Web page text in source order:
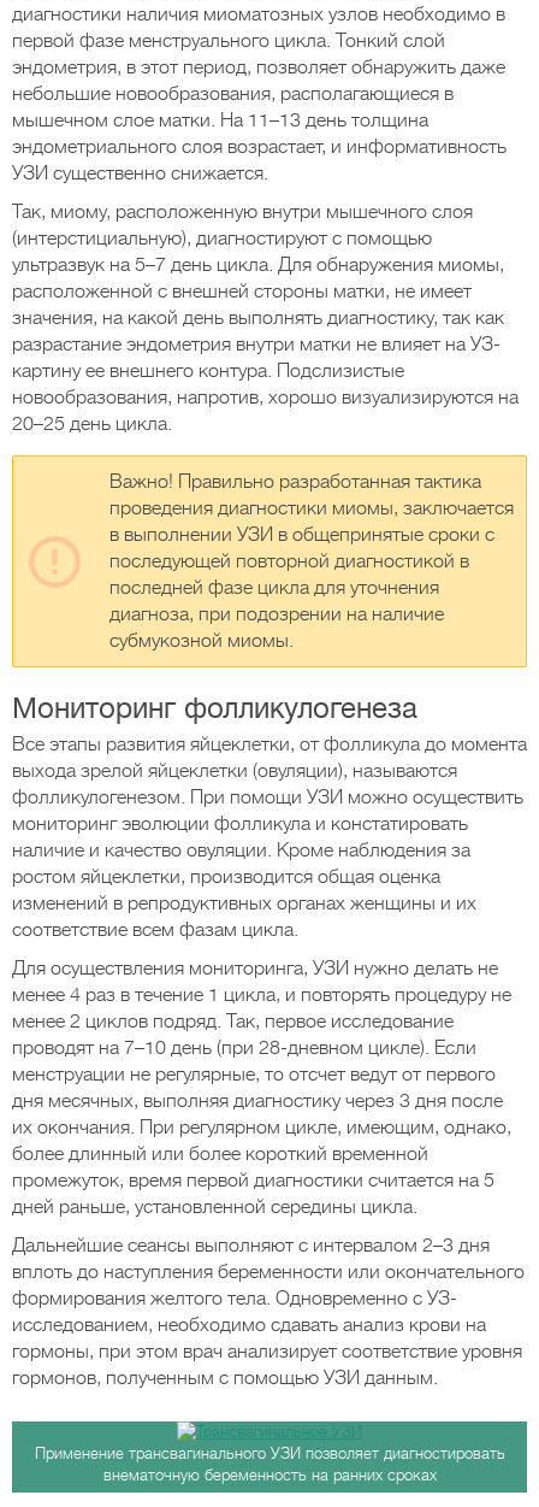
диагностики наличия миоматозных узлов необходимо в
первой фазе менструального цикла. Тонкий слой
эндометрия, в этот период, позволяет обнаружить даже
небольшие новообразования, располагающиеся в
мышечном слое матки. На 11–13 день толщина
эндометриального слоя возрастает, и информативность
УЗИ существенно снижается.
Так, миому, расположенную внутри мышечного слоя
(интерстициальную), диагностируют с помощью
ультразвук на 5–7 день цикла. Для обнаружения миомы,
расположенной с внешней стороны матки, не имеет
значения, на какой день выполнять диагностику, так как
разрастание эндометрия внутри матки не влияет на УЗ-
картину ее внешнего контура. Подслизистые
новообразования, напротив, хорошо визуализируются на
20–25 день цикла.
Важно! Правильно разработанная тактика
проведения диагностики миомы, заключается
в выполнении УЗИ в общепринятые сроки с
последующей повторной диагностикой в
последней фазе цикла для уточнения
диагноза, при подозрении на наличие
субмукозной миомы.
Мониторинг фолликулогенеза
Все этапы развития яйцеклетки, от фолликула до момента
выхода зрелой яйцеклетки (овуляции), называются
фолликулогенезом. При помощи УЗИ можно осуществить
мониторинг эволюции фолликула и констатировать
наличие и качество овуляции. Кроме наблюдения за
ростом яйцеклетки, производится общая оценка
изменений в репродуктивных органах женщины и их
соответствие всем фазам цикла.
Для осуществления мониторинга, УЗИ нужно делать не
менее 4 раз в течение 1 цикла, и повторять процедуру не
менее 2 циклов подряд. Так, первое исследование
проводят на 7–10 день (при 28-дневном цикле). Если
менструации не регулярные, то отсчет ведут от первого
дня месячных, выполняя диагностику через 3 дня после
их окончания. При регулярном цикле, имеющим, однако,
более длинный или более короткий временной
промежуток, время первой диагностики считается на 5
дней раньше, установленной середины цикла.
Дальнейшие сеансы выполняют с интервалом 2–3 дня
вплоть до наступления беременности или окончательного
формирования желтого тела. Одновременно с УЗ-
исследованием, необходимо сдавать анализ крови на
гормоны, при этом врач анализирует соответствие уровня
гормонов, полученным с помощью УЗИ данным.
Применение трансвагинального УЗИ позволяет диагностировать
внематочную беременность на ранних сроках